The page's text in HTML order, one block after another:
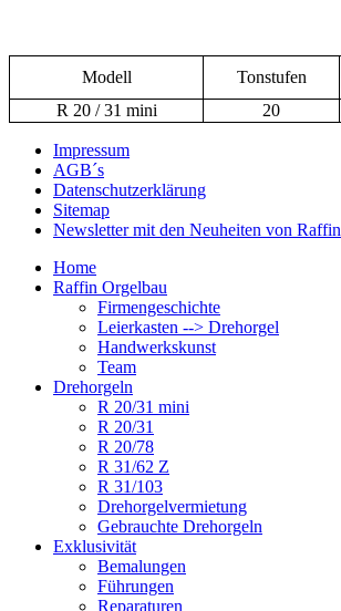
Modell Tonstufen
R 20 / 31 mini
20
Impressum
AGB´s
Datenschutzerklärung
Sitemap
Newsletter mit den Neuheiten von Raffin
Home
Raffin Orgelbau
Firmengeschichte
Leierkasten --> Drehorgel
Handwerkskunst
Team
Drehorgeln
R 20/31 mini
R 20/31
R 20/78
R 31/62 Z
R 31/103
Drehorgelvermietung
Gebrauchte Drehorgeln
Exklusivität
Bemalungen
Führungen
Reparaturen